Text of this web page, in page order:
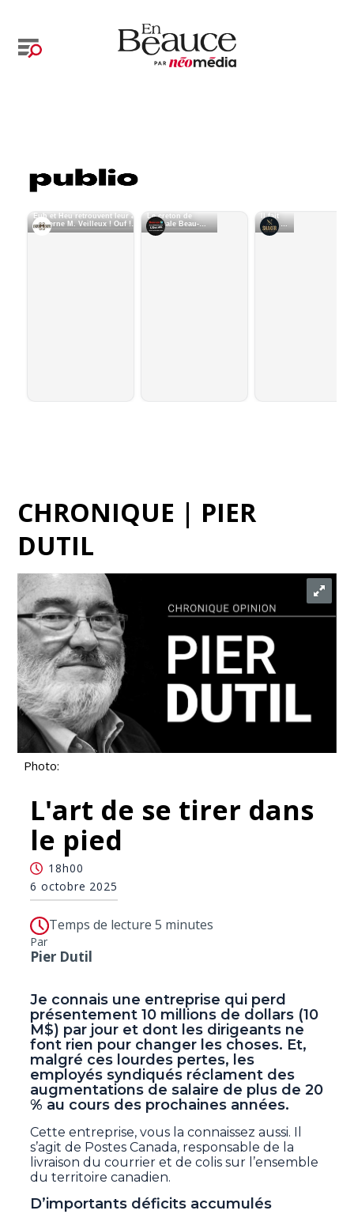
CHRONIQUE | PIER
DUTIL
Photo:
L'art de se tirer dans
le pied
18h00
6 octobre 2025
Temps de lecture 5 minutes
Par
Pier Dutil
Je connais une entreprise qui perd
présentement 10 millions de dollars (10
M$) par jour et dont les dirigeants ne
font rien pour changer les choses. Et,
malgré ces lourdes pertes, les
employés syndiqués réclament des
augmentations de salaire de plus de 20
% au cours des prochaines années.
Cette entreprise, vous la connaissez aussi. Il
s’agit de Postes Canada, responsable de la
livraison du courrier et de colis sur l’ensemble
du territoire canadien.
D’importants déficits accumulés